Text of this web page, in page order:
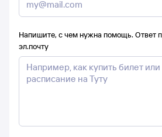
Напишите, с чем нужна помощь. Ответ
эл.почту